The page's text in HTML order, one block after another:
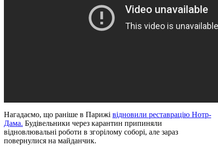
Нагадаємо, що раніше в Парижі відновили реставрацію Нотр-
Дама. Будівельники через карантин припиняли
відновлювальні роботи в згорілому соборі, але зараз
повернулися на майданчик.